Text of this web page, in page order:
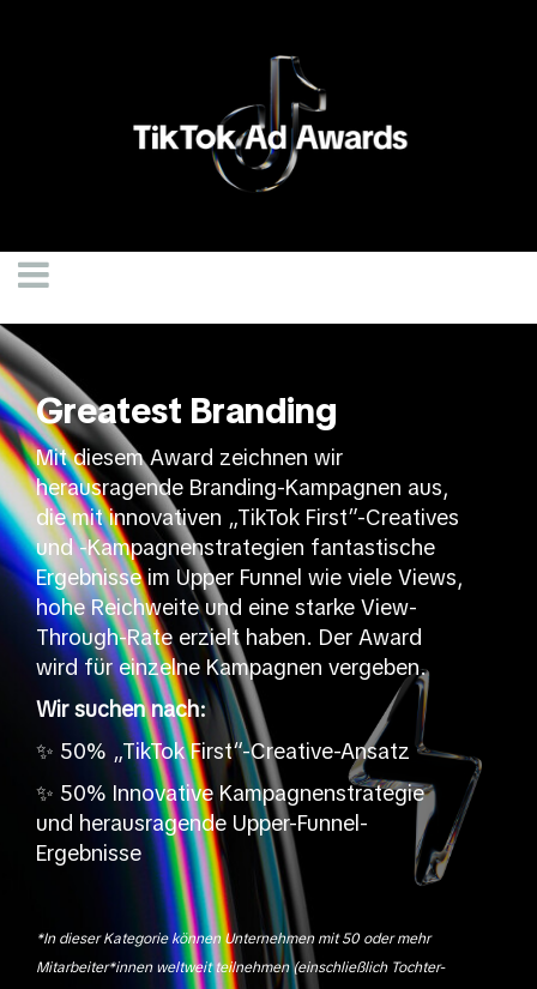
Greatest Branding
Mit diesem Award zeichnen wir
herausragende Branding-Kampagnen aus,
die mit innovativen „TikTok First”-Creatives
und -Kampagnenstrategien fantastische
Ergebnisse im Upper Funnel wie viele Views,
hohe Reichweite und eine starke View-
Through-Rate erzielt haben. Der Award
wird für einzelne Kampagnen vergeben.
Wir suchen nach:
✨ 50% „TikTok First“-Creative-Ansatz
✨ 50% Innovative Kampagnenstrategie
und herausragende Upper-Funnel-
Ergebnisse
*In dieser Kategorie können Unternehmen mit 50 oder mehr
Mitarbeiter*innen weltweit teilnehmen (einschließlich Tochter-